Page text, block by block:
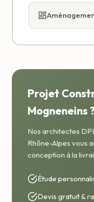
Projet
Mogneneins
Nos architectes
Rhône-Alpes vous
conception à la
Étude
Devis gratuit &